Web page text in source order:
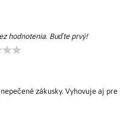
hodnotenia. Buďte prvý!
zákusky. Vyhovuje aj pre